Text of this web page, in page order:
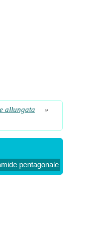
allungata
»
pentagonale allungata